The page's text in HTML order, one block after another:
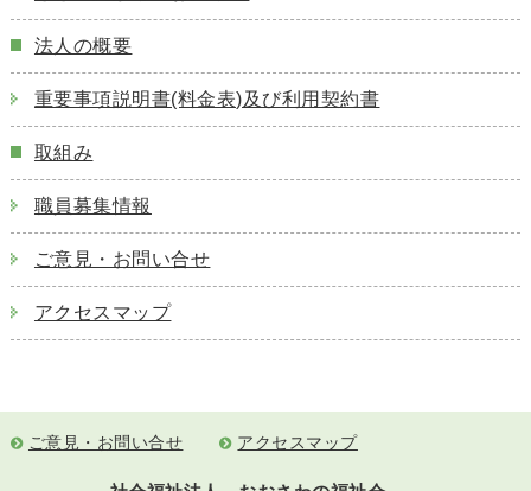
法人の概要
重要事項説明書(料金表)及び利用契約書
取組み
職員募集情報
ご意見・お問い合せ
アクセスマップ
ご意見・お問い合せ アクセスマップ